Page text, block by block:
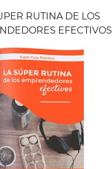
RUTINA DE LOS
EFECTIVOS